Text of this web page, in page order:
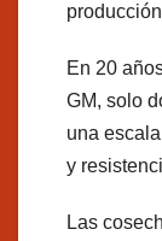
En 20
GM, solo
una
y
Las